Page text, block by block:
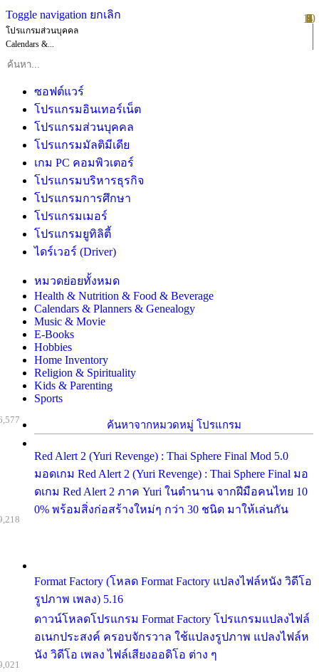
Toggle navigation ยกเลิก
โปรแกรมส่วนบุคคล
Calendars &...
ซอฟต์แวร์
โปรแกรมอินเทอร์เน็ต
โปรแกรมส่วนบุคคล
โปรแกรมมัลติมีเดีย
เกม PC คอมพิวเตอร์
โปรแกรมบริหารธุรกิจ
โปรแกรมการศึกษา
โปรแกรมเมอร์
โปรแกรมยูทิลิตี้
ไดร์เวอร์ (Driver)
หมวดย่อยทั้งหมด
Health & Nutrition & Food & Beverage
Calendars & Planners & Genealogy
Music & Movie
E-Books
Hobbies
Home Inventory
Religion & Spirituality
Kids & Parenting
Sports
ค้นหาจากหมวดหมู่ โปรแกรม
Red Alert 2 (Yuri Revenge) : Thai Sphere Final Mod 5.0
มอดเกม Red Alert 2 (Yuri Revenge) : Thai Sphere Final มอ
ดเกม Red Alert 2 ภาค Yuri ในตำนาน จากฝีมือคนไทย 10
0% พร้อมสิ่งก่อสร้างใหม่ๆ กว่า 30 ชนิด มาให้เล่นกัน
Format Factory (โหลด Format Factory แปลงไฟล์หนัง วิดีโอ
รูปภาพ เพลง) 5.16
ดาวน์โหลดโปรแกรม Format Factory โปรแกรมแปลงไฟล์
อเนกประสงค์ ครอบจักรวาล ใช้แปลงรูปภาพ แปลงไฟล์ห
นัง วิดีโอ เพลง ไฟล์เสียงออดิโอ ต่าง ๆ
1
2
3
4
5
6
7
8
9
10